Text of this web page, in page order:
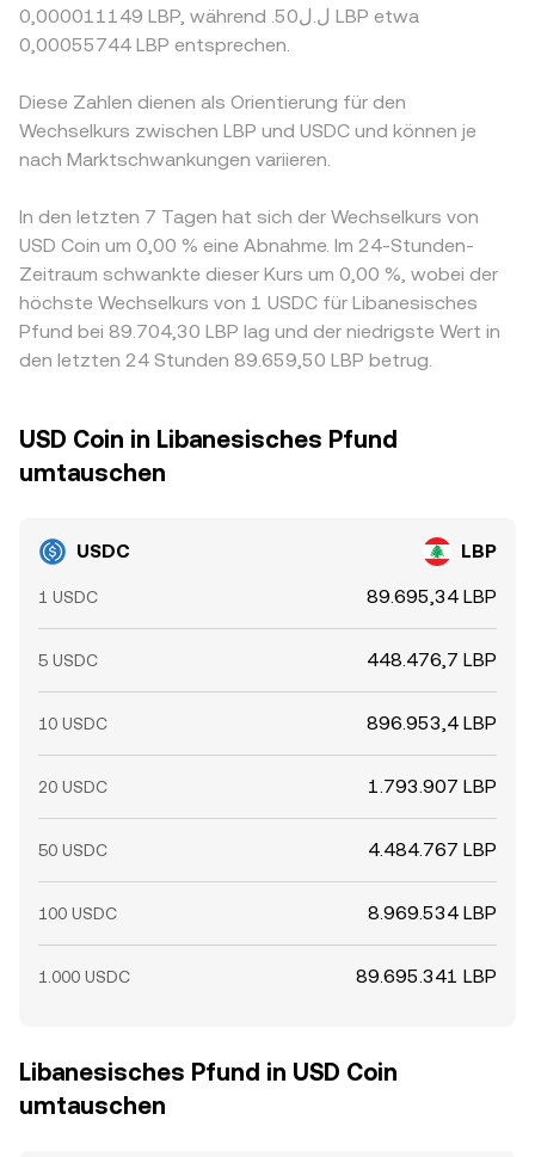
0,000011149 LBP, während .ل.ل50 LBP etwa
0,00055744 LBP entsprechen.
Diese Zahlen dienen als Orientierung für den
Wechselkurs zwischen LBP und USDC und können je
nach Marktschwankungen variieren.
In den letzten 7 Tagen hat sich der Wechselkurs von
USD Coin um 0,00 % eine Abnahme. Im 24-Stunden-
Zeitraum schwankte dieser Kurs um 0,00 %, wobei der
höchste Wechselkurs von 1 USDC für Libanesisches
Pfund bei 89.704,30 LBP lag und der niedrigste Wert in
den letzten 24 Stunden 89.659,50 LBP betrug.
USD Coin in Libanesisches Pfund
umtauschen
USDC LBP
1 USDC 89.695,34 LBP
5 USDC 448.476,7 LBP
10 USDC 896.953,4 LBP
20 USDC 1.793.907 LBP
50 USDC 4.484.767 LBP
100 USDC 8.969.534 LBP
1.000 USDC 89.695.341 LBP
Libanesisches Pfund in USD Coin
umtauschen